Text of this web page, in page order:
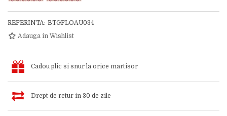
REFERINTA: BTGFLOAU034
Adauga in Wishlist
Cadou plic si snur la orice martisor
Drept de retur in 30 de zile